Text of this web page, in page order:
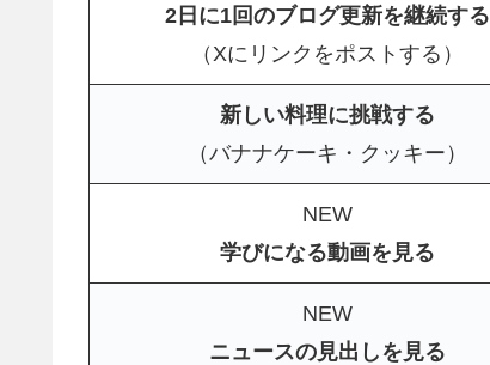
2日に1回のブログ更新を継続する
（Xにリンクをポストする）
新しい料理に挑戦する
（バナナケーキ・クッキー）
NEW
学びになる動画を見る
NEW
ニュースの見出しを見る